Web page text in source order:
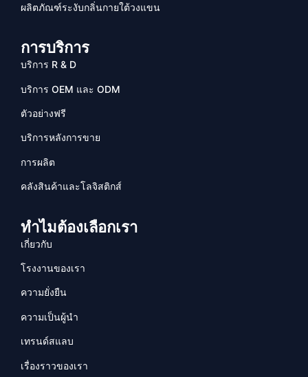
ผลิตภัณฑ์ระงับกลิ่นกายใต้วงแขน
การบริการ
บริการ R & D
บริการ OEM และ ODM
ตัวอย่างฟรี
บริการหลังการขาย
การผลิต
คลังสินค้าและโลจิสติกส์
ทำไมต้องเลือกเรา
เกี่ยวกับ
โรงงานของเรา
ความยั่งยืน
ความเป็นผู้นำ
เทรนด์สแลบ
เรื่องราวของเรา